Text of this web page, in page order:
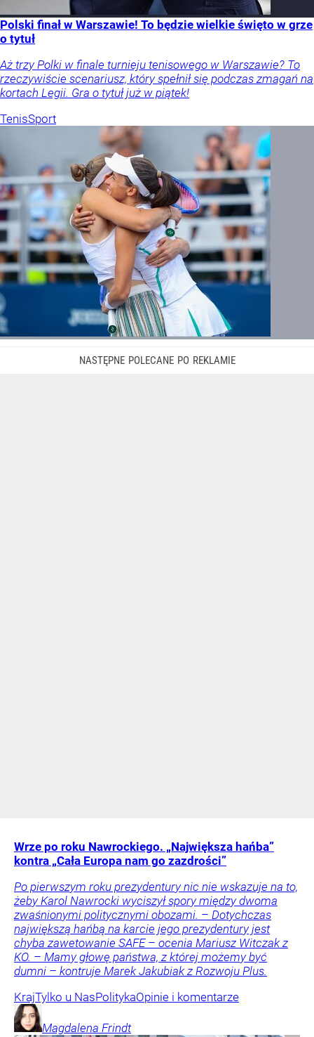
Polski finał w Warszawie! To będzie wielkie święto w grze
o tytuł
Aż trzy Polki w finale turnieju tenisowego w Warszawie? To
rzeczywiście scenariusz, który spełnił się podczas zmagań na
kortach Legii. Gra o tytuł już w piątek!
TenisSport
Wrze po roku Nawrockiego. „Największa hańba”
kontra „Cała Europa nam go zazdrości”
Po pierwszym roku prezydentury nic nie wskazuje na to,
żeby Karol Nawrocki wyciszył spory między dwoma
zwaśnionymi politycznymi obozami. – Dotychczas
największą hańbą na karcie jego prezydentury jest
chyba zawetowanie SAFE – ocenia Mariusz Witczak z
KO. – Mamy głowę państwa, z której możemy być
dumni – kontruje Marek Jakubiak z Rozwoju Plus.
KrajTylko u NasPolitykaOpinie i komentarze
Magdalena Frindt